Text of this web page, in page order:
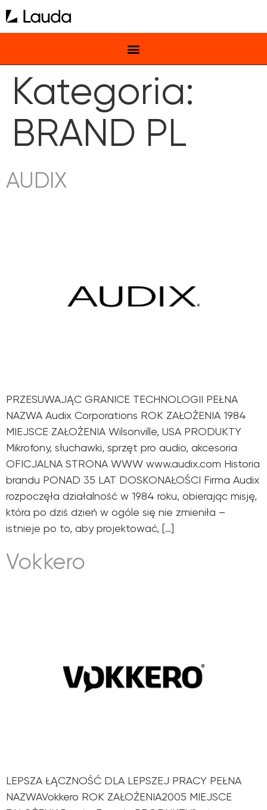
Kategoria:
BRAND PL
AUDIX
PRZESUWAJĄC GRANICE TECHNOLOGII PEŁNA
NAZWA Audix Corporations ROK ZAŁOŻENIA 1984
MIEJSCE ZAŁOŻENIA Wilsonville, USA PRODUKTY
Mikrofony, słuchawki, sprzęt pro audio, akcesoria
OFICJALNA STRONA WWW www.audix.com Historia
brandu PONAD 35 LAT DOSKONAŁOŚCI Firma Audix
rozpoczęła działalność w 1984 roku, obierając misję,
która po dziś dzień w ogóle się nie zmieniła –
istnieje po to, aby projektować, […]
Vokkero
LEPSZA ŁĄCZNOŚĆ DLA LEPSZEJ PRACY PEŁNA
NAZWAVokkero ROK ZAŁOŻENIA2005 MIEJSCE